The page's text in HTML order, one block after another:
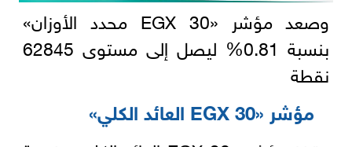
وصعد مؤشر «EGX 30 محدد الأوزان»
بنسبة 0.81% ليصل إلى مستوى 62845
نقطة
مؤشر «EGX 30 العائد الكلي»